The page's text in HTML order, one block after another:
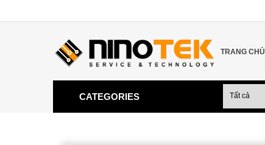
TRANG CHỦ
CATEGORIES